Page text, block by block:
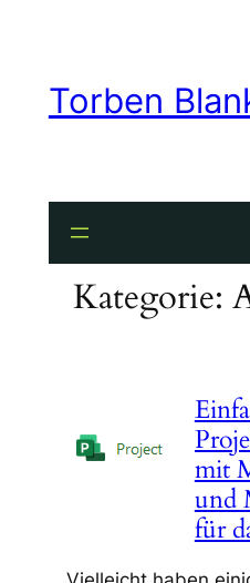
springenTorben
Kategorie:
mit
und
für